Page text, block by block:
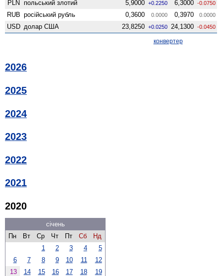
PLN польський злотий 5,9000 +0.2250 6,3000 -0.0750
RUB російський рубль 0,3600 0.0000 0,3970 0.0000
USD долар США 23,8250 +0.0250 24,1300 -0.0450
конвертер
2026
2025
2024
2023
2022
2021
2020
січень
Пн
Вт Ср Чт Пт Сб
Нд
1
2 3 4
5
6
7 8 9 10 11
12
13
14 15 16 17 18
19